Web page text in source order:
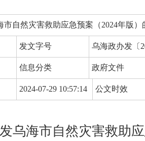
自然灾害救助应急预案（2024年版）
发文字号 乌海政办发〔
信息分类 政府文件
2024-07-29 10:57:14 公文时效
乌海市自然灾害救助